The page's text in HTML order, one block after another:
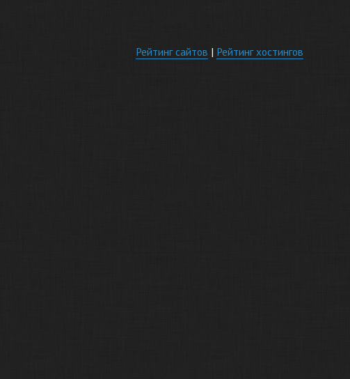
Рейтинг сайтов | Рейтинг хостингов